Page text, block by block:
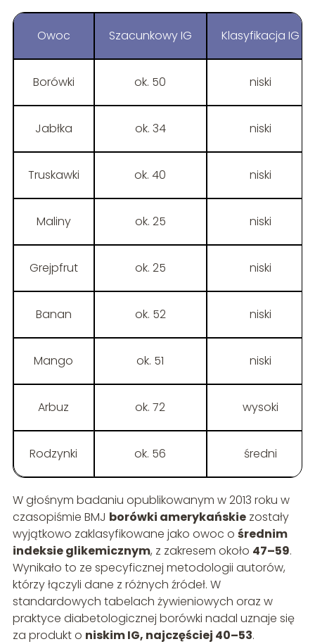
Owoc Szacunkowy IG Klasyfikacja IG
Borówki ok. 50 niski
Jabłka ok. 34 niski
Truskawki ok. 40 niski
Maliny ok. 25 niski
Grejpfrut ok. 25 niski
Banan ok. 52 niski
Mango ok. 51 niski
Arbuz ok. 72 wysoki
Rodzynki ok. 56 średni
W głośnym badaniu opublikowanym w 2013 roku w
czasopiśmie BMJ borówki amerykańskiezostały
wyjątkowo zaklasyfikowane jako owoc o średnim
indeksie glikemicznym, z zakresem około 47–59.
Wynikało to ze specyficznej metodologii autorów,
którzy łączyli dane z różnych źródeł. W
standardowych tabelach żywieniowych oraz w
praktyce diabetologicznej borówki nadal uznaje się
za produkt o niskim IG, najczęściej 40–53.